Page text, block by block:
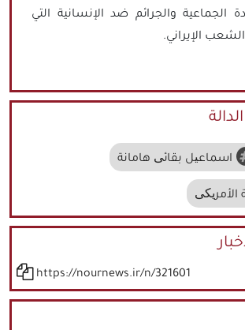
الجماعية والجرائم ضد الإنسانية التي
الإيراني.
اسماعیل بقائی هامانة
الأمریکی
https://nournews.ir/n/321601